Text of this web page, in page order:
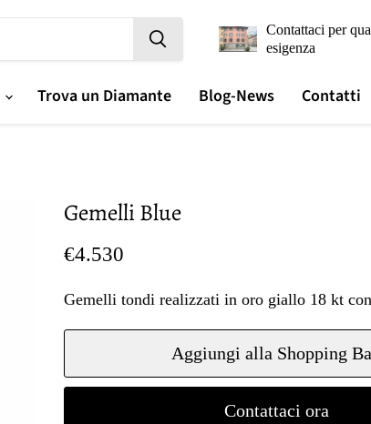
Contattaci per
esigenza
Trova un Diamante Blog-News Contatti
Gemelli Blue
Prezzo oggi
€4.530
Gemelli tondi realizzati in oro giallo 18 kt
Aggiungi alla Shopping
Contattaci ora